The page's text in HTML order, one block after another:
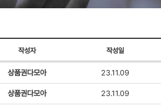
작성자 작성일
상품권다모아 23.11.09
상품권다모아 23.11.09